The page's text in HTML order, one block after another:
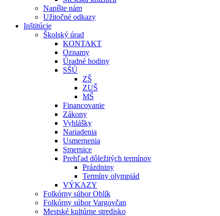
Napíšte nám
Užitočné odkazy
Inštitúcie
Školský úrad
KONTAKT
Oznamy
Úradné hodiny
SŠÚ
ZŠ
ZUŠ
MŠ
Financovanie
Zákony
Vyhlášky
Nariadenia
Usmernenia
Smernice
Prehľad dôležitých termínov
Prázdniny
Termíny olympiád
VÝKAZY
Folkórny súbor Oblík
Folkórny súbor Vargovčan
Mestské kultúrne stredisko